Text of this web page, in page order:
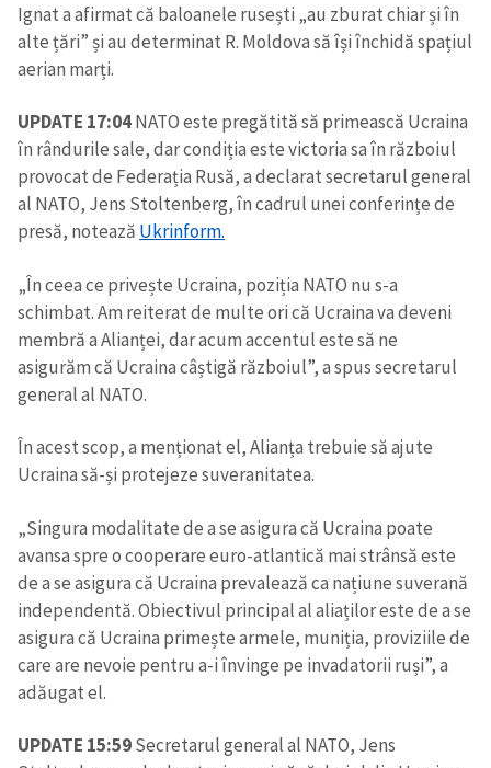
Ignat a afirmat că baloanele rusești „au zburat chiar și în
alte țări” și au determinat R. Moldova să își închidă spațiul
aerian marți.
UPDATE 17:04NATO este pregătită să primească Ucraina
în rândurile sale, dar condiția este victoria sa în războiul
provocat de Federația Rusă, a declarat secretarul general
al NATO, Jens Stoltenberg, în cadrul unei conferințe de
presă, notează Ukrinform.
„În ceea ce privește Ucraina, poziția NATO nu s-a
schimbat. Am reiterat de multe ori că Ucraina va deveni
membră a Alianței, dar acum accentul este să ne
asigurăm că Ucraina câștigă războiul”, a spus secretarul
general al NATO.
În acest scop, a menționat el, Alianța trebuie să ajute
Ucraina să-și protejeze suveranitatea.
„Singura modalitate de a se asigura că Ucraina poate
avansa spre o cooperare euro-atlantică mai strânsă este
de a se asigura că Ucraina prevalează ca națiune suverană
independentă. Obiectivul principal al aliaților este de a se
asigura că Ucraina primește armele, muniția, proviziile de
care are nevoie pentru a-i învinge pe invadatorii ruși”, a
adăugat el.
UPDATE 15:59Secretarul general al NATO, Jens